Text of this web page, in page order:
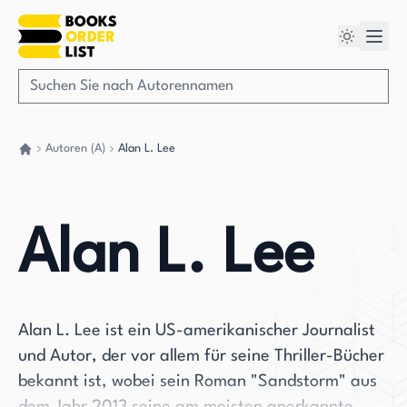
Autoren (A) Alan L. Lee
Alan L. Lee
Alan L. Lee ist ein US-amerikanischer Journalist
und Autor, der vor allem für seine Thriller-Bücher
bekannt ist, wobei sein Roman "Sandstorm" aus